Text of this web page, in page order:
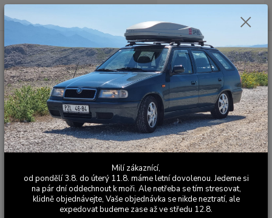
Menu
Hledat
Po - Pá 9:00 - 17:00
0,00 Kč
Úvod Ostatní elektronika Sada přesvícených LED tlačítek stahování oken
Sada přesvícených LED tlačítek
stahování okenMilí zákaznící,
od pondělí 3.8. do úterý 11.8. máme letní dovolenou. Jedeme si
na pár dní oddechnout k moři. Ale netřeba se tím stresovat,
klidně objednávejte, Vaše objednávka se nikde neztratí, ale
expedovat budeme zase až ve středu 12.8.